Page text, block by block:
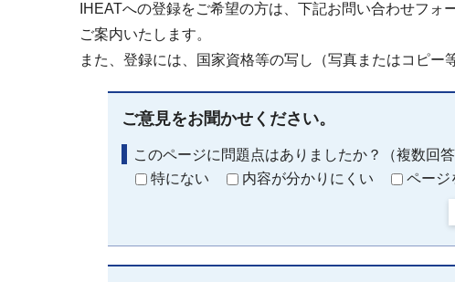
IHEATへの登録をご希望の方は、下記お問い合わせフ
ご案内いたします。
また、登録には、国家資格等の写し（写真またはコピー
ご意見をお聞かせください。
このページに問題点はありましたか？（複数回答
特にない
内容が分かりにくい ページ